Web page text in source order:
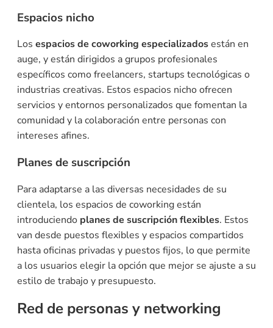
Espacios nicho
Los espacios de coworking especializadosestán en
auge, y están dirigidos a grupos profesionales
específicos como freelancers, startups tecnológicas o
industrias creativas. Estos espacios nicho ofrecen
servicios y entornos personalizados que fomentan la
comunidad y la colaboración entre personas con
intereses afines.
Planes de suscripción
Para adaptarse a las diversas necesidades de su
clientela, los espacios de coworking están
introduciendo planes de suscripción flexibles. Estos
van desde puestos flexibles y espacios compartidos
hasta oficinas privadas y puestos fijos, lo que permite
a los usuarios elegir la opción que mejor se ajuste a su
estilo de trabajo y presupuesto.
Red de personas y networking